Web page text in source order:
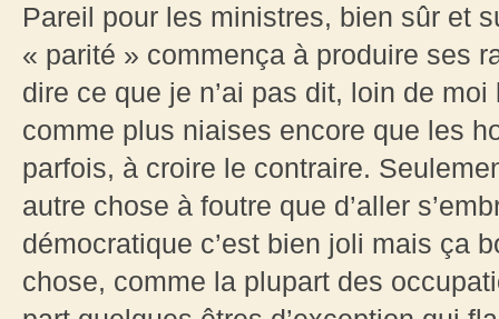
Pareil pour les ministres, bien sûr et
« parité » commença à produire ses
dire ce que je n’ai pas dit, loin de
comme plus niaises encore que les
parfois, à croire le contraire.
autre chose à foutre que d’aller
démocratique c’est bien joli mais ça
chose, comme la plupart des